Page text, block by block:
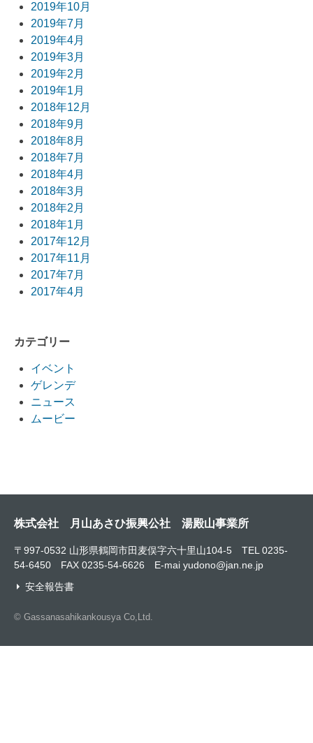
2019年10月
2019年7月
2019年4月
2019年3月
2019年2月
2019年1月
2018年12月
2018年9月
2018年8月
2018年7月
2018年4月
2018年3月
2018年2月
2018年1月
2017年12月
2017年11月
2017年7月
2017年4月
カテゴリー
イベント
ゲレンデ
ニュース
ムービー
株式会社 月山あさひ振興公社 湯殿山事業所
〒997-0532 山形県鶴岡市田麦俣字六十里山104-5 TEL 0235-
54-6450 FAX 0235-54-6626 E-mai yudono@jan.ne.jp
安全報告書
© Gassanasahikankousya Co,Ltd.